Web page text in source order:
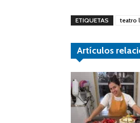
ETIQUETAS teatro
Artículos